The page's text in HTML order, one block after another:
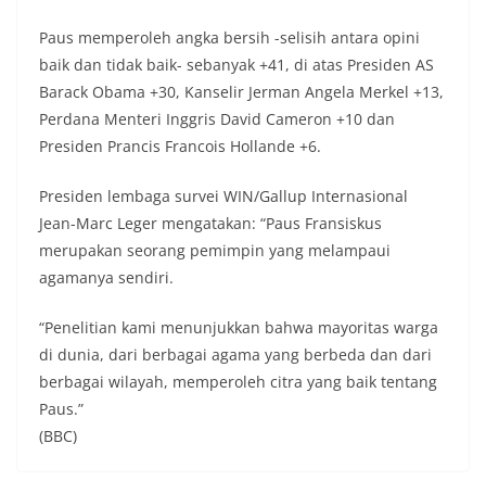
Paus memperoleh angka bersih -selisih antara opini
baik dan tidak baik- sebanyak +41, di atas Presiden AS
Barack Obama +30, Kanselir Jerman Angela Merkel +13,
Perdana Menteri Inggris David Cameron +10 dan
Presiden Prancis Francois Hollande +6.
Presiden lembaga survei WIN/Gallup Internasional
Jean-Marc Leger mengatakan: “Paus Fransiskus
merupakan seorang pemimpin yang melampaui
agamanya sendiri.
“Penelitian kami menunjukkan bahwa mayoritas warga
di dunia, dari berbagai agama yang berbeda dan dari
berbagai wilayah, memperoleh citra yang baik tentang
Paus.”
(BBC)